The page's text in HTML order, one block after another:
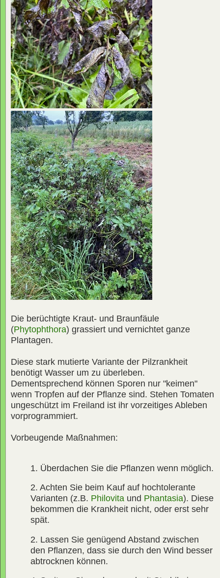
Die berüchtigte Kraut- und Braunfäule
(Phytophthora) grassiert und vernichtet ganze
Plantagen.
Diese stark mutierte Variante der Pilzrankheit
benötigt Wasser um zu überleben.
Dementsprechend können Sporen nur "keimen"
wenn Tropfen auf der Pflanze sind. Stehen Tomaten
ungeschützt im Freiland ist ihr vorzeitiges Ableben
vorprogrammiert.
Vorbeugende Maßnahmen:
1. Überdachen Sie die Pflanzen wenn möglich.
2. Achten Sie beim Kauf auf hochtolerante
Varianten (z.B. Philovita und Phantasia). Diese
bekommen die Krankheit nicht, oder erst sehr
spät.
2. Lassen Sie genügend Abstand zwischen
den Pflanzen, dass sie durch den Wind besser
abtrocknen können.